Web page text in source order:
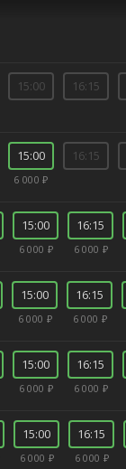
15:00 16:15
15:00
6 000 ₽
16:15
15:00
6 000 ₽
16:15
6 000 ₽
15:00
6 000 ₽
16:15
6 000 ₽
15:00
6 000 ₽
16:15
6 000 ₽
15:00
6 000 ₽
16:15
6 000 ₽